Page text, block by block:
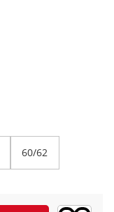
60/62